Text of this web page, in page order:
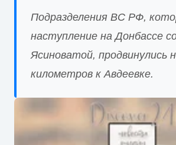
Подразделения ВС РФ,
наступление на Донбассе
Ясиноватой, продвинулись
километров к Авдеевке.